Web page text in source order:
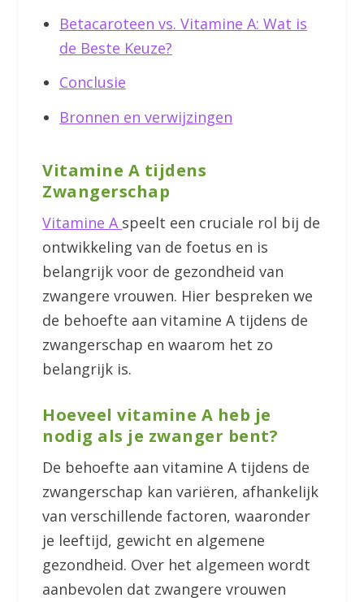
Betacaroteen vs. Vitamine A: Wat is
de Beste Keuze?
Conclusie
Bronnen en verwijzingen
Vitamine A tijdens
Zwangerschap
Vitamine A speelt een cruciale rol bij de
ontwikkeling van de foetus en is
belangrijk voor de gezondheid van
zwangere vrouwen. Hier bespreken we
de behoefte aan vitamine A tijdens de
zwangerschap en waarom het zo
belangrijk is.
Hoeveel vitamine A heb je
nodig als je zwanger bent?
De behoefte aan vitamine A tijdens de
zwangerschap kan variëren, afhankelijk
van verschillende factoren, waaronder
je leeftijd, gewicht en algemene
gezondheid. Over het algemeen wordt
aanbevolen dat zwangere vrouwen